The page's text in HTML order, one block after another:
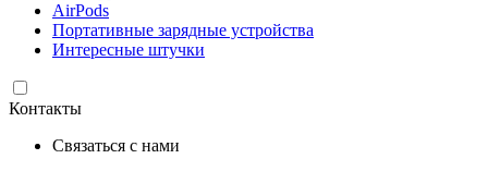
AirPods
Портативные зарядные устройства
Интересные штучки
Контакты
Связаться с нами